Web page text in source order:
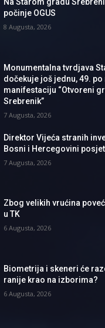
počinje OGUS
8 Augusta, 2026
Monumentalna tvrdjava
dočekuje još jednu, 49. po
manifestaciju “Otvoreni
Srebrenik”
7 Augusta, 2026
Direktor Vijeća stranih
Bosni i Hercegovini
7 Augusta, 2026
Zbog velikih vrućina
u TK
6 Augusta, 2026
Biometrija i skeneri će
ranije krao na izborima?
6 Augusta, 2026